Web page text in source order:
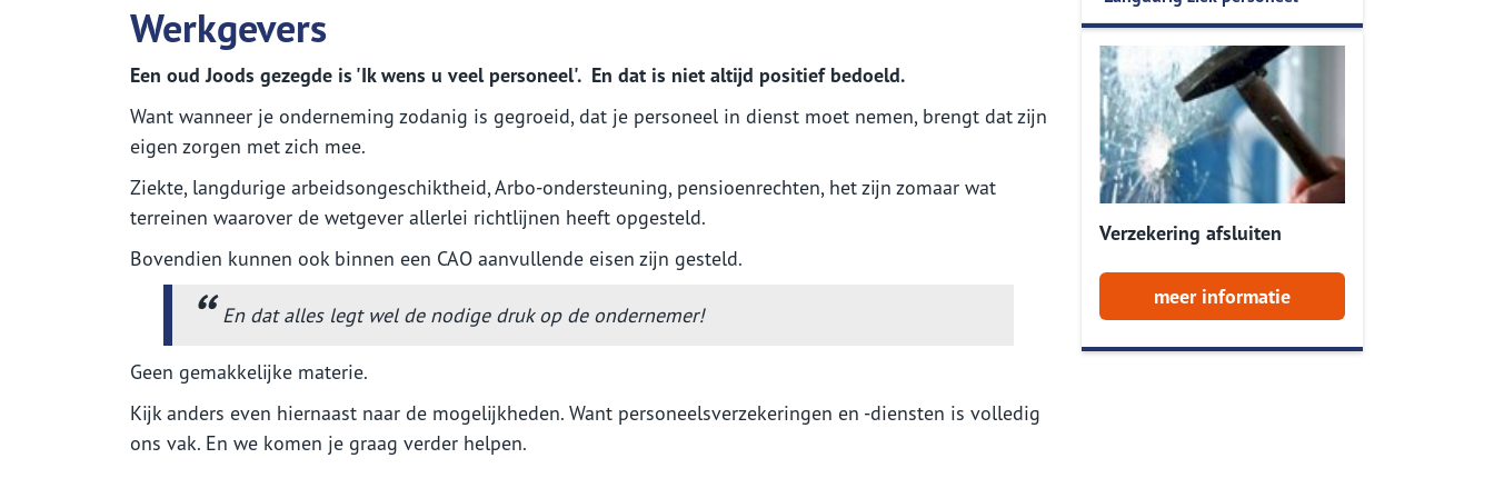
Zakelijk - Schade melden
Aanrijdingformulier
Formulieren Waarborgfonds
Schademachtiging
ondernemers
Algemeen
Uw zakelijke bezittingen
Een zieke ondernemer
Omzetverlies
Langdurig ziek personeel
Onze service app
Onze service App
Waardemeters
Herbouwwaardemeter
Inboedelwaardemeter
Inloggen En verder....
Werkgevers
Een oud Joods gezegde is 'Ik wens u veel personeel'. En dat is niet altijd positief bedoeld.
Want wanneer je onderneming zodanig is gegroeid, dat je personeel in dienst moet nemen, brengt dat zijn
eigen zorgen met zich mee.
Ziekte, langdurige arbeidsongeschiktheid, Arbo-ondersteuning, pensioenrechten, het zijn zomaar wat
terreinen waarover de wetgever allerlei richtlijnen heeft opgesteld.
Bovendien kunnen ook binnen een CAO aanvullende eisen zijn gesteld.
En dat alles legt wel de nodige druk op de ondernemer!
Geen gemakkelijke materie.
Kijk anders even hiernaast naar de mogelijkheden. Want personeelsverzekeringen en -diensten is volledig
ons vak. En we komen je graag verder helpen.
Verzekering afsluiten
meer informatie